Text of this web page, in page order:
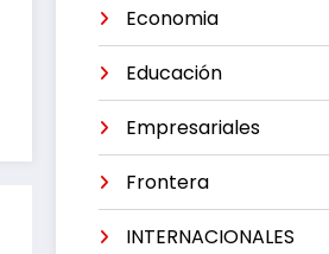
Economia
Educación
Empresariales
Frontera
INTERNACIONALES